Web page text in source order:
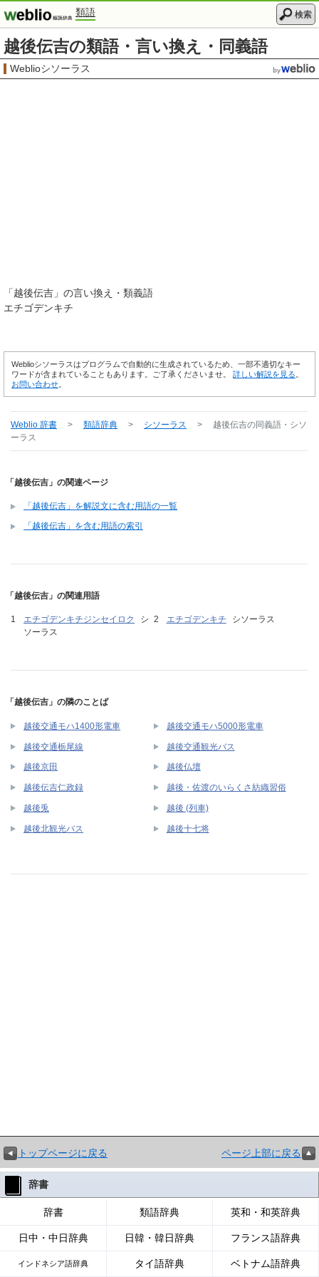
類語 検索
越後伝吉の類語・言い換え・同義語
Weblioシソーラス
「越後伝吉 」の言い換え・類義語
エチゴデンキチ
Weblioシソーラスはプログラムで自動的に生成されているため、一部不適切なキー
ワードが含まれていることもあります。ご了承くださいませ。 詳しい解説を見る
お問い合わせ
Weblio 辞書 > 類語辞典 > シソーラス > 越後伝吉の同義語・シソ
ーラス
「越後伝吉」の関連ページ
「越後伝吉」を解説文に含む用語の一覧
「越後伝吉」を含む用語の索引
「越後伝吉」の関連用語
エチゴデンキチジンセイロク
シ
ソーラス
エチゴデンキチ シソーラス
「越後伝吉」の隣のことば
越後交通モハ1400形電車 越後交通モハ5000形電車
越後交通栃尾線 越後交通観光バス
越後京田 越後仏壇
越後伝吉仁政録 越後・佐渡のいらくさ紡織習俗
越後兎 越後 (列車)
越後北観光バス 越後十七将
トップページに戻る ページ上部に戻る
辞書
辞書 類語辞典 英和・和英辞典
日中・中日辞典 日韓・韓日辞典 フランス語辞典
インドネシア語辞典 タイ語辞典 ベトナム語辞典